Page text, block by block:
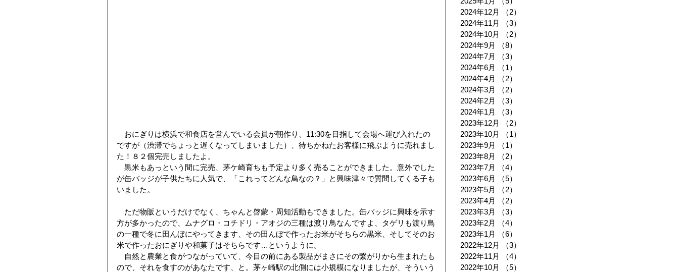
おにぎりは横浜で和食店を営んでいる会員が朝作り、11:30を目指して会場へ運び入れたの
ですが（渋滞でちょっと遅くなってしまいました）、待ちかねたお客様に飛ぶように売れまし
た！８２個完売しましたよ。
黒米もあっという間に完売、茅ケ崎育ちも予定より多く売ることができました。意外でした
が缶バッジが子供たちに人気で、「これってどんな鳥なの？」と興味津々で質問してくる子も
いました。
ただ物販というだけでなく、ちゃんと啓蒙・周知活動もできました。缶バッジに興味を示す
方が多かったので、ムナグロ・コチドリ・アオジの三種は渡り鳥なんですよ、タゲリも渡り鳥
の一種で冬に田んぼにやってきます、その田んぼで作ったお米がそちらの黒米、そしてそのお
米で作ったおにぎりや和菓子はそちらです…というように。
自然と農業と食がつながっていて、今目の前にある製品がまさにその繋がりから生まれたも
ので、それを食すのがあなたです、と。茅ヶ崎駅の北側には小規模になりましたが、そういう
2024年12月
（2）
2024年11月
（3）
2024年10月
（2）
2024年9月
（8）
2024年7月
（3）
2024年6月
（1）
2024年4月
（2）
2024年3月
（2）
2024年2月
（3）
2024年1月
（3）
2023年12月
（2）
2023年10月
（1）
2023年9月
（1）
2023年8月
（2）
2023年7月
（4）
2023年6月
（5）
2023年5月
（2）
2023年4月
（2）
2023年3月
（3）
2023年2月
（4）
2023年1月
（6）
2022年12月
（3）
2022年11月
（4）
2022年10月
（5）